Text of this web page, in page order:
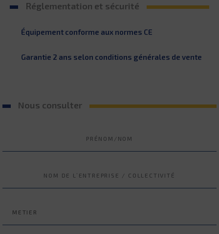
Réglementation et sécurité
Équipement conforme aux normes CE
Garantie 2 ans selon conditions générales de vente
Nous consulter